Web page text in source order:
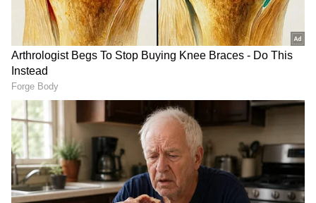
Related Articles
DOWNLOAD APP